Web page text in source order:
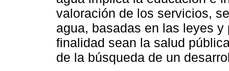
valoración de los servicios,
agua, basadas en las leyes
finalidad sean la salud
de la búsqueda de un